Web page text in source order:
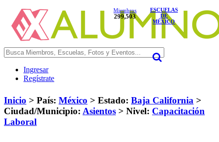
Miembros
299,503
ESCUELAS
DE
MÉXICO
Ingresar
Regístrate
Inicio > País: México > Estado: Baja California >
Ciudad/Municipio: Asientos > Nivel: Capacitación
Laboral